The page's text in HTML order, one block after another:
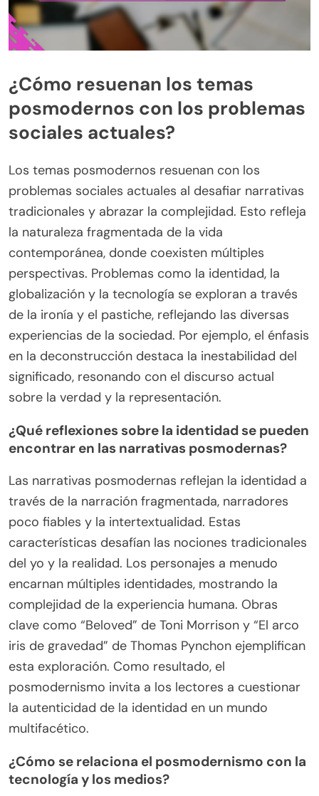
¿Cómo resuenan los temas
posmodernos con los problemas
sociales actuales?
Los temas posmodernos resuenan con los
problemas sociales actuales al desafiar narrativas
tradicionales y abrazar la complejidad. Esto refleja
la naturaleza fragmentada de la vida
contemporánea, donde coexisten múltiples
perspectivas. Problemas como la identidad, la
globalización y la tecnología se exploran a través
de la ironía y el pastiche, reflejando las diversas
experiencias de la sociedad. Por ejemplo, el énfasis
en la deconstrucción destaca la inestabilidad del
significado, resonando con el discurso actual
sobre la verdad y la representación.
¿Qué reflexiones sobre la identidad se pueden
encontrar en las narrativas posmodernas?
Las narrativas posmodernas reflejan la identidad a
través de la narración fragmentada, narradores
poco fiables y la intertextualidad. Estas
características desafían las nociones tradicionales
del yo y la realidad. Los personajes a menudo
encarnan múltiples identidades, mostrando la
complejidad de la experiencia humana. Obras
clave como “Beloved” de Toni Morrison y “El arco
iris de gravedad” de Thomas Pynchon ejemplifican
esta exploración. Como resultado, el
posmodernismo invita a los lectores a cuestionar
la autenticidad de la identidad en un mundo
multifacético.
¿Cómo se relaciona el posmodernismo con la
tecnología y los medios?